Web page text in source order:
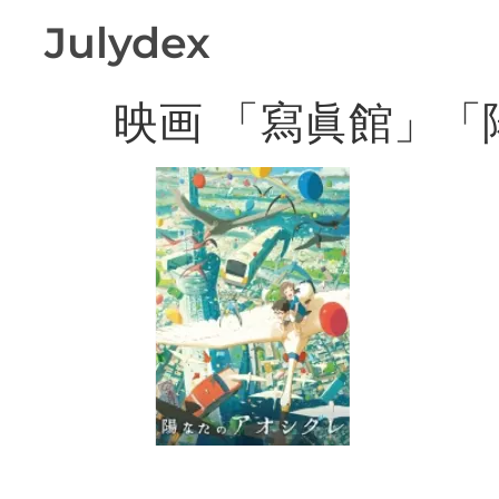
Julydex
映画 「寫眞館」